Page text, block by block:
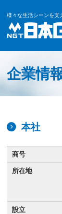
様々な生活シーンを支
企業情
本社
商号
所在地
設立